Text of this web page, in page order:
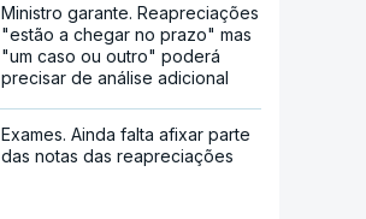
Ministro garante. Reapreciações
"estão a chegar no prazo" mas
"um caso ou outro" poderá
precisar de análise adicional
Exames. Ainda falta afixar parte
das notas das reapreciações